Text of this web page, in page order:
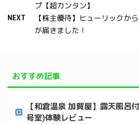
プ【超カンタン】
NEXT
【株主優待】ヒューリックか
が届きました！
おすすめ記事
【和倉温泉 加賀屋】露天風呂
号室)体験レビュー